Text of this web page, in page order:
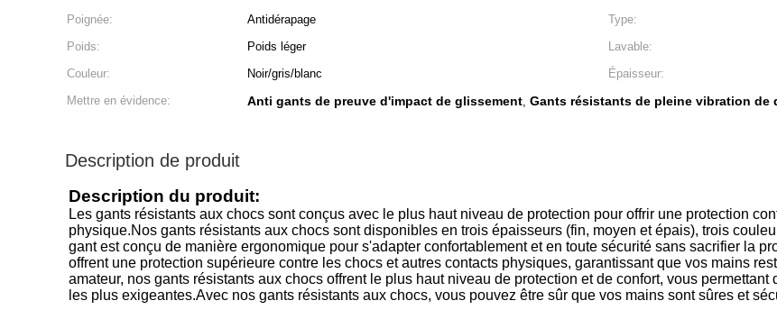
Poignée:
Antidérapage Type:
Poids:
Poids léger Lavable:
Couleur:
Noir/gris/blanc Épaisseur:
Mettre en évidence:
Anti gants de preuve d'impact de glissement, Gants résistants de pleine vibration de
Description de produit
Description du produit:
Les gants résistants aux chocs sont conçus avec le plus haut niveau de protection pour offrir une protection
physique.Nos gants résistants aux chocs sont disponibles en trois épaisseurs (fin, moyen et épais), trois
gant est conçu de manière ergonomique pour s'adapter confortablement et en toute sécurité sans sacrifier la
offrent une protection supérieure contre les chocs et autres contacts physiques, garantissant que vos mains
amateur, nos gants résistants aux chocs offrent le plus haut niveau de protection et de confort, vous
les plus exigeantes.Avec nos gants résistants aux chocs, vous pouvez être sûr que vos mains sont sûres et